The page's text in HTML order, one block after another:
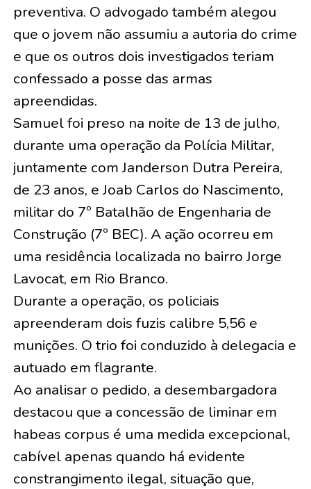
preventiva. O advogado também alegou
que o jovem não assumiu a autoria do crime
e que os outros dois investigados teriam
confessado a posse das armas
apreendidas.
Samuel foi preso na noite de 13 de julho,
durante uma operação da Polícia Militar,
juntamente com Janderson Dutra Pereira,
de 23 anos, e Joab Carlos do Nascimento,
militar do 7º Batalhão de Engenharia de
Construção (7º BEC). A ação ocorreu em
uma residência localizada no bairro Jorge
Lavocat, em Rio Branco.
Durante a operação, os policiais
apreenderam dois fuzis calibre 5,56 e
munições. O trio foi conduzido à delegacia e
autuado em flagrante.
Ao analisar o pedido, a desembargadora
destacou que a concessão de liminar em
habeas corpus é uma medida excepcional,
cabível apenas quando há evidente
constrangimento ilegal, situação que,